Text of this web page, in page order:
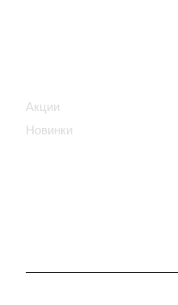
Акции
Новинки